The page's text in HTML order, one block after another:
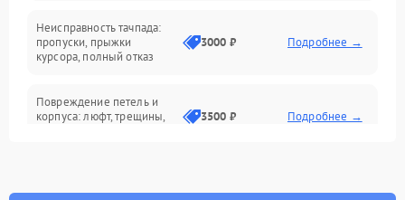
Сеть и интернет
Неисправность тачпада:
пропуски, прыжки
курсора, полный отказ
3000 ₽ Подробнее →
Повреждение петель и
корпуса: люфт, трещины,
3500 ₽ Подробнее →
быстрая разрядка,